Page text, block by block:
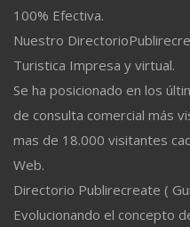
100% Efectiva.
Nuestro
Turistica Impresa y virtual.
Se ha posicionado en los
de consulta comercial más
mas de 18.000 visitantes
Web.
Directorio Publirecreate (
Evolucionando el concepto